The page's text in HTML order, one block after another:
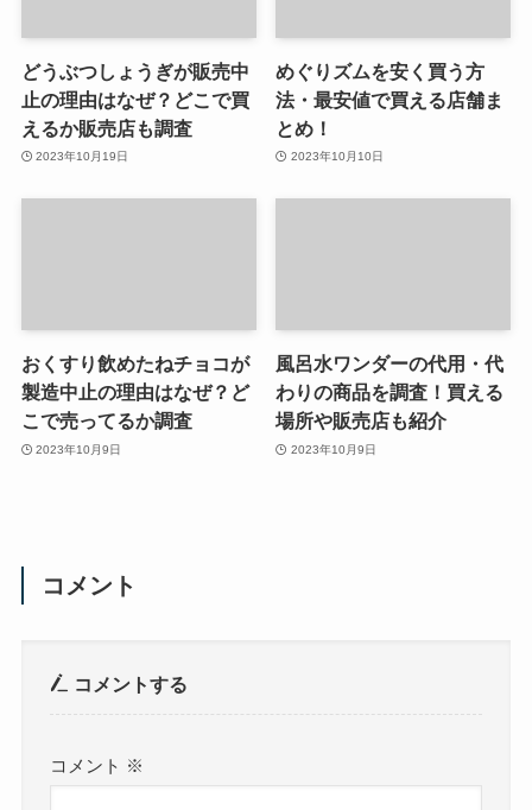
どうぶつしょうぎが販売中
止の理由はなぜ？どこで買
えるか販売店も調査
2023年10月19日
めぐりズムを安く買う方
法・最安値で買える店舗ま
とめ！
2023年10月10日
おくすり飲めたねチョコが
製造中止の理由はなぜ？ど
こで売ってるか調査
2023年10月9日
風呂水ワンダーの代用・代
わりの商品を調査！買える
場所や販売店も紹介
2023年10月9日
コメント
コメントする
コメント ※